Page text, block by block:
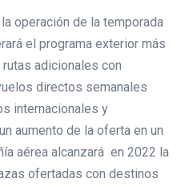
operación de la temporada
el programa exterior más
adicionales con
directos semanales
internacionales y
aumento de la oferta en un
aérea alcanzará en 2022 la
ofertadas con destinos